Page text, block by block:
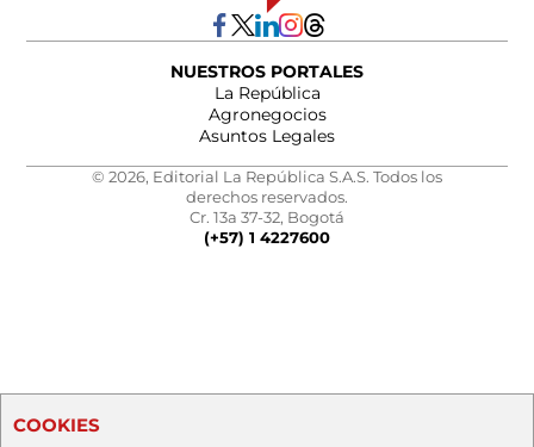
NUESTROS PORTALES
La República
Agronegocios
Asuntos Legales
© 2026, Editorial La República S.A.S. Todos los
derechos reservados.
Cr. 13a 37-32, Bogotá
(+57) 1 4227600
COOKIES